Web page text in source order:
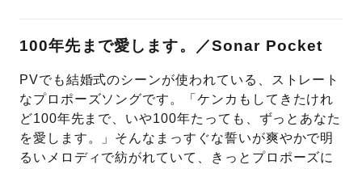
100年先まで愛します。／Sonar Pocket
PVでも結婚式のシーンが使われている、ストレート
なプロポーズソングです。「ケンカもしてきたけれ
ど100年先まで、いや100年たっても、ずっとあなた
を愛します。」そんなまっすぐな誓いが爽やかで明
るいメロディで紡がれていて、きっとプロポーズに